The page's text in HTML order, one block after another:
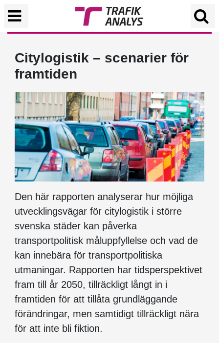
Citylogistik – scenarier för
framtiden
Den här rapporten analyserar hur möjliga
utvecklingsvägar för citylogistik i större
svenska städer kan påverka
transportpolitisk måluppfyllelse och vad de
kan innebära för transportpolitiska
utmaningar. Rapporten har tidsperspektivet
fram till år 2050, tillräckligt långt in i
framtiden för att tillåta grundläggande
förändringar, men samtidigt tillräckligt nära
för att inte bli fiktion.